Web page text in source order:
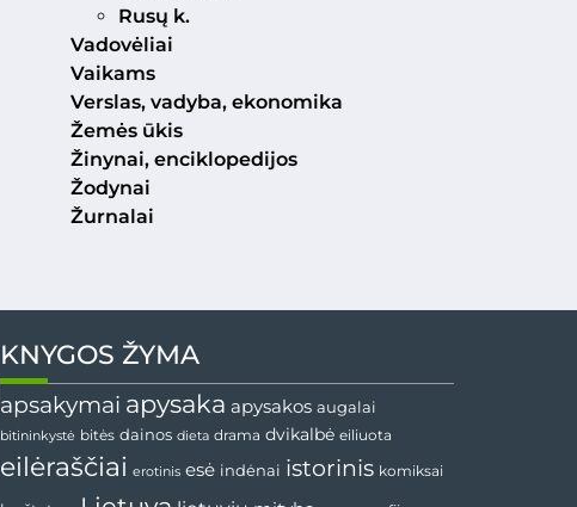
Rusų k.
Vadovėliai
Vaikams
Verslas, vadyba, ekonomika
Žemės ūkis
Žinynai, enciklopedijos
Žodynai
Žurnalai
KNYGOS ŽYMA
apsakymai apysaka apysakos augalai
bitininkystė bitės dainos dieta drama dvikalbė eiliuota
eilėraščiai erotinis esė indėnai istorinis komiksai